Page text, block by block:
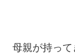
母親が持っ